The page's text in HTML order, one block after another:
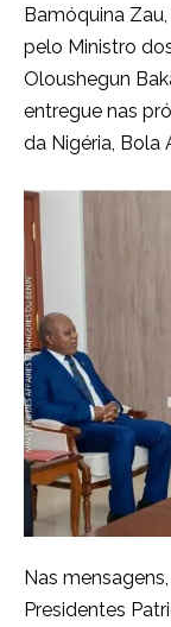
Bamóquina
pelo Ministro
Oloushegun
entregue nas
da Nigéria, Bola
Nas
Presidentes